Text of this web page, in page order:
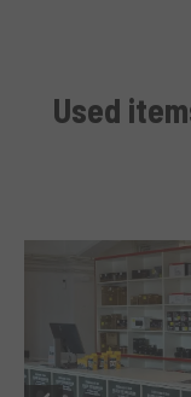
Used